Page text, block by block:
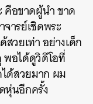
คือขาดผู้นำ ขาด
ารย์เชิดพระ
วยเท่า อย่างเด็ก
พอได้ดูวิดีโอที่
ด้สวยมาก ผม
หุ่นอีกครั้ง